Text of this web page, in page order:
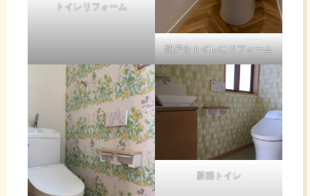
トイレリフォーム
納戸をトイレにリフォーム
新築トイレ